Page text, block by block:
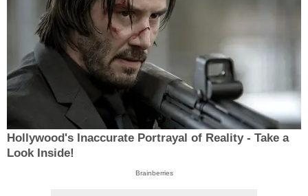
Hollywood's Inaccurate Portrayal of Reality - Take a
Look Inside!
Brainberries